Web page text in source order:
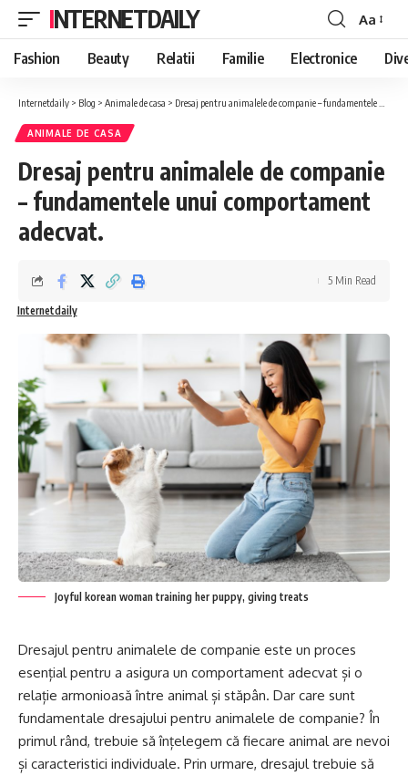
INTERNETDAILY
Font
Resizer
Aa
Fashion Beauty Relatii Familie Electronice
Internetdaily > Blog > Animale de casa > Dresaj pentru animalele de companie – fundamentele unui comportament adecvat.
ANIMALE DE CASA
Dresaj pentru animalele de companie
– fundamentele unui comportament
adecvat.
Internetdaily
5 Min Read
Joyful korean woman training her puppy, giving treats
Dresajul pentru animalele de companie este un proces
esențial pentru a asigura un comportament adecvat și o
relație armonioasă între animal și stăpân. Dar care sunt
fundamentale dresajului pentru animalele de companie? În
primul rând, trebuie să înțelegem că fiecare animal are nevoi
și caracteristici individuale. Prin urmare, dresajul trebuie să